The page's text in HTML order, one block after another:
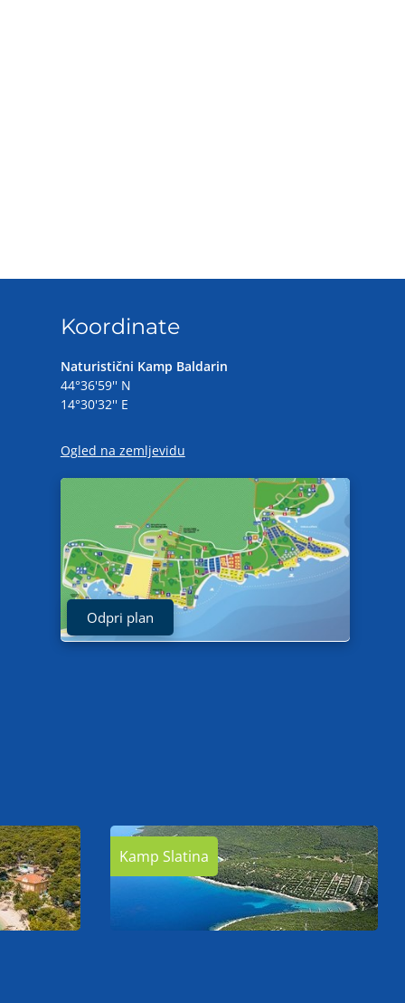
Koordinate
Naturistični Kamp Baldarin
44°36'59'' N
14°30'32'' E
Ogled na zemljevidu
Odpri plan
Kamp Slatina